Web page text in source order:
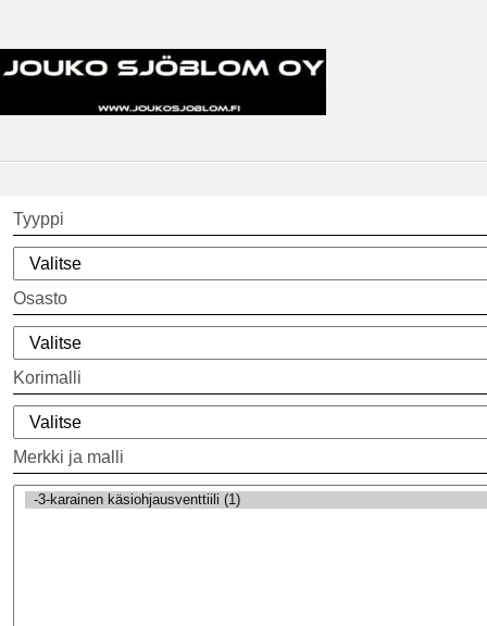
Tyyppi
Osasto
Korimalli
Merkki ja malli